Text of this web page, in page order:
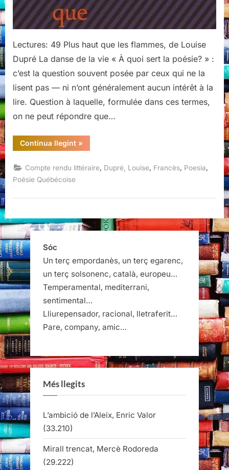
Lectures: 49 Plus haut que les flammes, de Louise
Dupré La danse de la vie « À quoi sert la poésie? » :
c’est la question souvent posée par ceux qui ne la
lisent pas — ni n’ont généralement aucun intérêt à la
lire. Question à laquelle, formulée dans ces termes,
on ne peut répondre que…
Continua llegint“Plus
haut
les
flammes,
»
Compte rendu littéraire Dupré, Louise Francès Poesia
Poésie Québécoise
Sóc
Un terç empordanès, un terç egarenc,
un terç solsonenc, català, europeu…
Temperamental, mediterrani,
sentimental…
Lliurepensador, racional, lletraferit…
Pare, company, amic…
Més llegits
L’ambició de l’Aleix, Enric Valor
(33.210)
Mirall trencat, Mercè Rodoreda
(29.222)